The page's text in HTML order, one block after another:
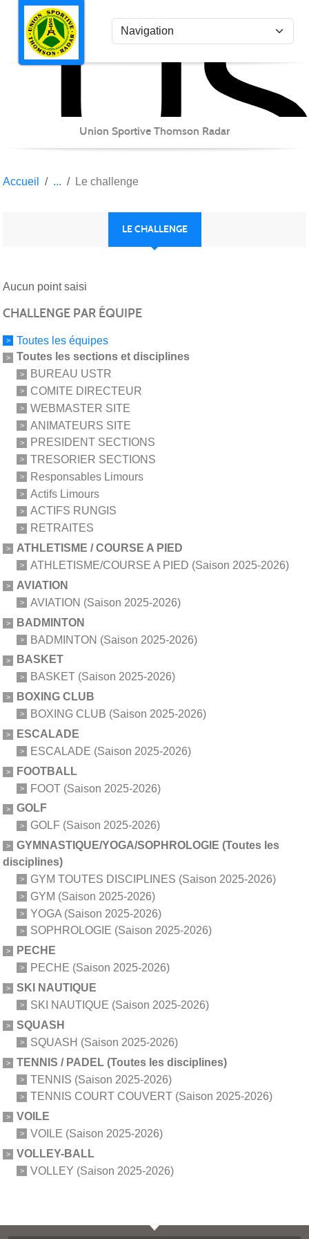
Union Sportive Thomson Radar
Accueil Le challenge
LE CHALLENGE
Aucun point saisi
CHALLENGE PAR ÉQUIPE
Toutes les équipes
Toutes les sections et disciplines
BUREAU USTR
COMITE DIRECTEUR
WEBMASTER SITE
ANIMATEURS SITE
PRESIDENT SECTIONS
TRESORIER SECTIONS
Responsables Limours
Actifs Limours
ACTIFS RUNGIS
RETRAITES
ATHLETISME / COURSE A PIED
ATHLETISME/COURSE A PIED (Saison 2025-2026)
AVIATION
AVIATION (Saison 2025-2026)
BADMINTON
BADMINTON (Saison 2025-2026)
BASKET
BASKET (Saison 2025-2026)
BOXING CLUB
BOXING CLUB (Saison 2025-2026)
ESCALADE
ESCALADE (Saison 2025-2026)
FOOTBALL
FOOT (Saison 2025-2026)
GOLF
GOLF (Saison 2025-2026)
GYMNASTIQUE/YOGA/SOPHROLOGIE (Toutes les
disciplines)
GYM TOUTES DISCIPLINES (Saison 2025-2026)
GYM (Saison 2025-2026)
YOGA (Saison 2025-2026)
SOPHROLOGIE (Saison 2025-2026)
PECHE
PECHE (Saison 2025-2026)
SKI NAUTIQUE
SKI NAUTIQUE (Saison 2025-2026)
SQUASH
SQUASH (Saison 2025-2026)
TENNIS / PADEL (Toutes les disciplines)
TENNIS (Saison 2025-2026)
TENNIS COURT COUVERT (Saison 2025-2026)
VOILE
VOILE (Saison 2025-2026)
VOLLEY-BALL
VOLLEY (Saison 2025-2026)
Panneau de gestion des cookies